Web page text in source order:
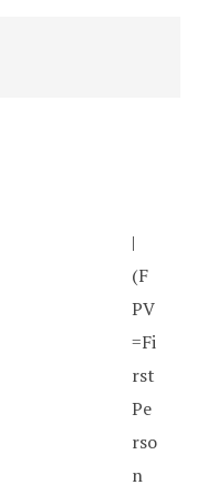
|
(F
PV
=Fi
rst
Pe
rso
n